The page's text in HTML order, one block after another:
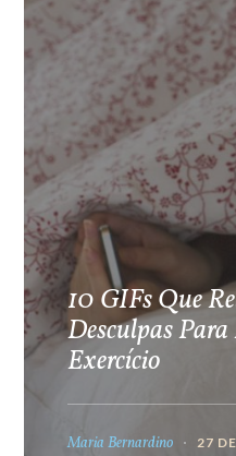
10 GIFs Que
Desculpas
Exercício
Maria Bernardino 27